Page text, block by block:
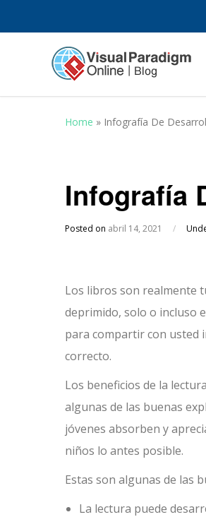
Home » Infografía De
Infografía
Posted on abril 14, 2021 /
Los libros son realmente
deprimido, solo o incluso
para compartir con usted
correcto.
Los beneficios de la
algunas de las buenas
jóvenes absorben y
niños lo antes posible.
Estas son algunas de las
La lectura puede